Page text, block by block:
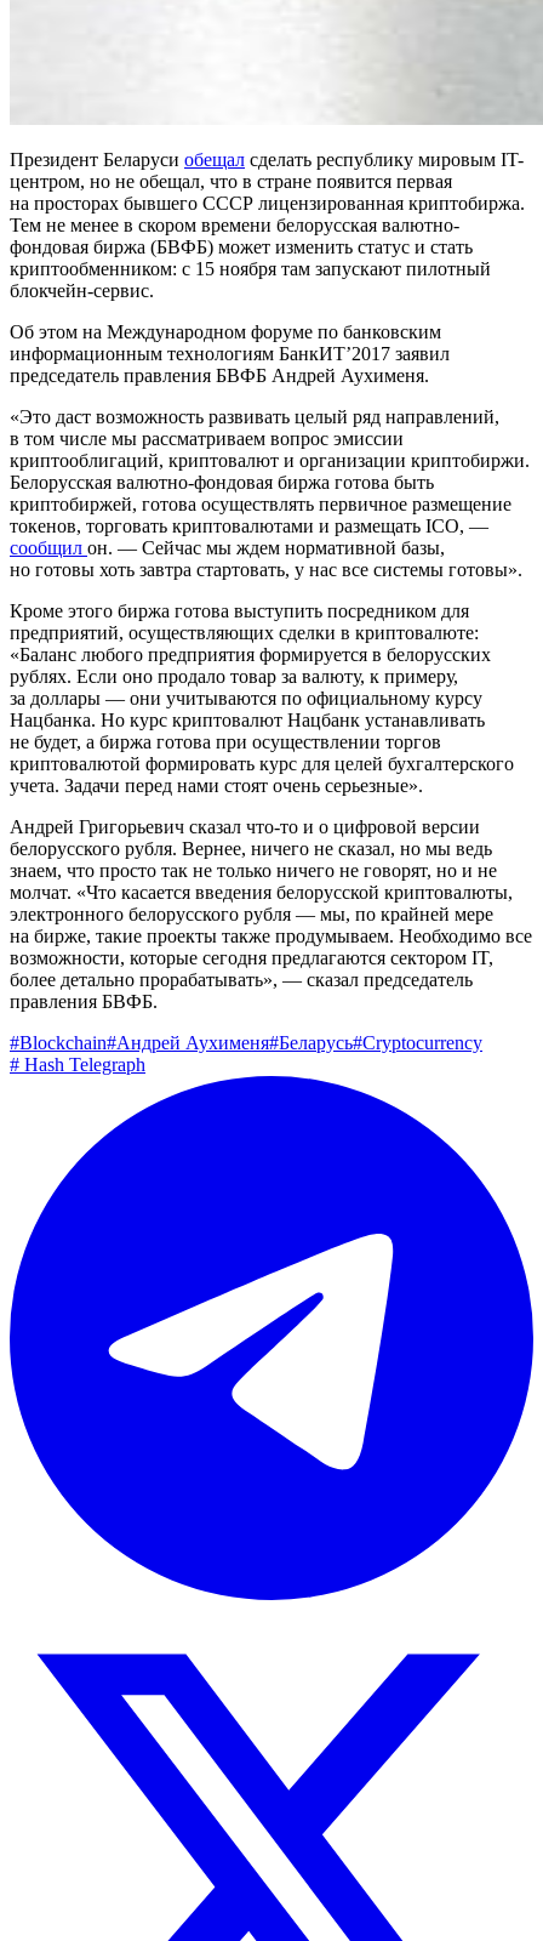
Президент Беларуси обещал сделать республику мировым IT-
центром, но не обещал, что в стране появится первая
на просторах бывшего СССР лицензированная криптобиржа.
Тем не менее в скором времени белорусская валютно-
фондовая биржа (БВФБ) может изменить статус и стать
криптообменником: с 15 ноября там запускают пилотный
блокчейн-сервис.
Об этом на Международном форуме по банковским
информационным технологиям БанкИТ’2017 заявил
председатель правления БВФБ Андрей Аухименя.
«Это даст возможность развивать целый ряд направлений,
в том числе мы рассматриваем вопрос эмиссии
криптооблигаций, криптовалют и организации криптобиржи.
Белорусская валютно-фондовая биржа готова быть
криптобиржей, готова осуществлять первичное размещение
токенов, торговать криптовалютами и размещать ICO, —
сообщил он. — Сейчас мы ждем нормативной базы,
но готовы хоть завтра стартовать, у нас все системы готовы».
Кроме этого биржа готова выступить посредником для
предприятий, осуществляющих сделки в криптовалюте:
«Баланс любого предприятия формируется в белорусских
рублях. Если оно продало товар за валюту, к примеру,
за доллары — они учитываются по официальному курсу
Нацбанка. Но курс криптовалют Нацбанк устанавливать
не будет, а биржа готова при осуществлении торгов
криптовалютой формировать курс для целей бухгалтерского
учета. Задачи перед нами стоят очень серьезные».
Андрей Григорьевич сказал что-то и о цифровой версии
белорусского рубля. Вернее, ничего не сказал, но мы ведь
знаем, что просто так не только ничего не говорят, но и не
молчат. «Что касается введения белорусской криптовалюты,
электронного белорусского рубля — мы, по крайней мере
на бирже, такие проекты также продумываем. Необходимо все
возможности, которые сегодня предлагаются сектором IT,
более детально прорабатывать», — сказал председатель
правления БВФБ.
#Blockchain#Андрей Аухименя#Беларусь#Cryptocurrency
# Hash Telegraph